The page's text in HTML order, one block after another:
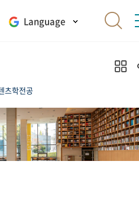
Language
츠학전공